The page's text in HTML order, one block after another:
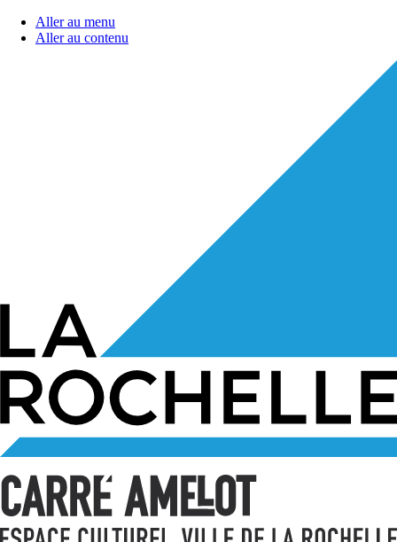
Aller au menu
Aller au contenu